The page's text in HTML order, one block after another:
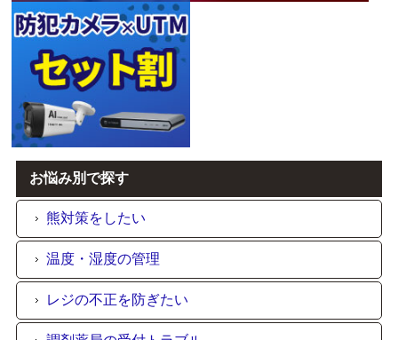
お悩み別で探す
熊対策をしたい
温度・湿度の管理
レジの不正を防ぎたい